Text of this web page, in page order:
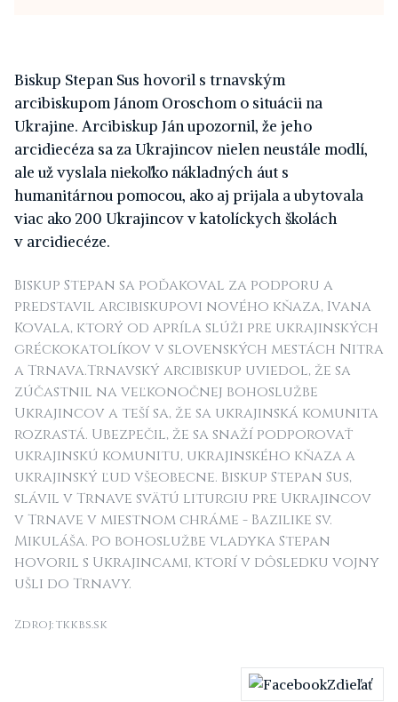
Biskup Stepan Sus hovoril s trnavským
arcibiskupom Jánom Oroschom o situácii na
Ukrajine. Arcibiskup Ján upozornil, že jeho
arcidiecéza sa za Ukrajincov nielen neustále modlí,
ale už vyslala niekoľko nákladných áut s
humanitárnou pomocou, ako aj prijala a ubytovala
viac ako 200 Ukrajincov v katolíckych školách
v arcidiecéze.
Biskup Stepan sa poďakoval za podporu a
predstavil arcibiskupovi nového kňaza, Ivana
Kovala, ktorý od apríla slúži pre ukrajinských
gréckokatolíkov v slovenských mestách Nitra
a Trnava.Trnavský arcibiskup uviedol, že sa
zúčastnil na veľkonočnej bohoslužbe
Ukrajincov a teší sa, že sa ukrajinská komunita
rozrastá. Ubezpečil, že sa snaží podporovať
ukrajinskú komunitu, ukrajinského kňaza a
ukrajinský ľud všeobecne. Biskup Stepan Sus,
slávil v Trnave svätú liturgiu pre Ukrajincov
v Trnave v miestnom chráme - Bazilike sv.
Mikuláša. Po bohoslužbe vladyka Stepan
hovoril s Ukrajincami, ktorí v dôsledku vojny
ušli do Trnavy.
Zdroj: tkkbs.sk
Zdieľať